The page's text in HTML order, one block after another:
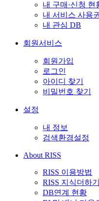
내 구매·신청 현
내 서비스 사용
내 관심 DB
회원서비스
회원가입
로그인
아이디 찾기
비밀번호 찾기
설정
내 정보
검색환경설정
About RISS
RISS 이용방법
RISS 지식더하기
DB연계 현황